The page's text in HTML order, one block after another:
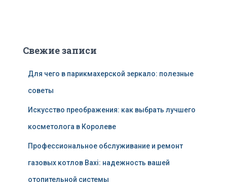
Свежие записи
Для чего в парикмахерской зеркало: полезные
советы
Искусство преображения: как выбрать лучшего
косметолога в Королеве
Профессиональное обслуживание и ремонт
газовых котлов Baxi: надежность вашей
отопительной системы